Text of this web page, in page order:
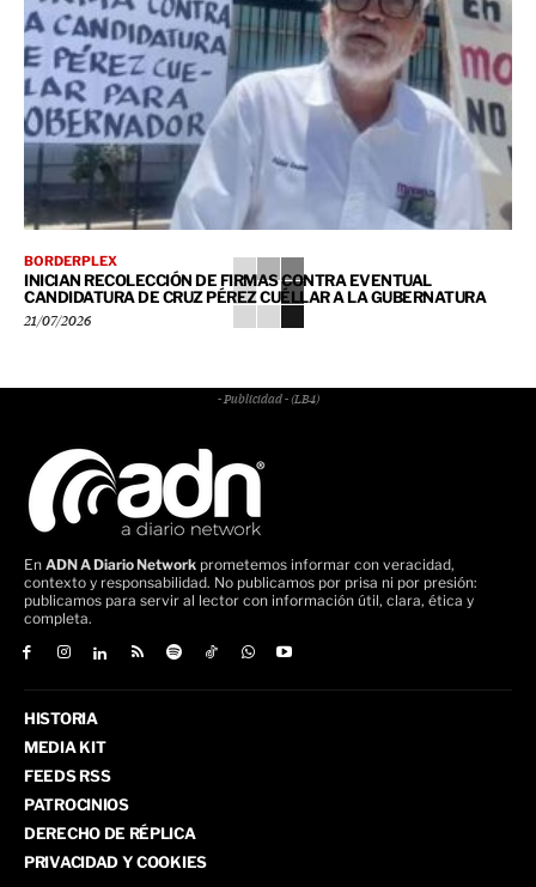
BORDERPLEX
INICIAN RECOLECCIÓN DE FIRMAS CONTRA EVENTUAL
CANDIDATURA DE CRUZ PÉREZ CUÉLLAR A LA GUBERNATURA
21/07/2026
- Publicidad - (LB4)
En ADN A Diario Network prometemos informar con veracidad,
contexto y responsabilidad. No publicamos por prisa ni por presión:
publicamos para servir al lector con información útil, clara, ética y
completa.
HISTORIA
MEDIA KIT
FEEDS RSS
PATROCINIOS
DERECHO DE RÉPLICA
PRIVACIDAD Y COOKIES